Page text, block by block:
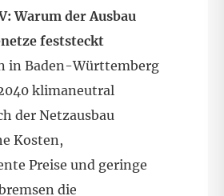
Warum der Ausbau
feststeckt
in Baden-Württemberg
klimaneutral
der Netzausbau
Kosten,
Preise und geringe
die